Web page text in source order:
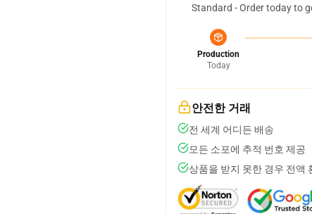
Standard - Order today to
Production
Today
안전한 거래
전 세계 어디든 배송
모든 소포에 추적 번호 제공
상품을 받지 못한 경우 전액